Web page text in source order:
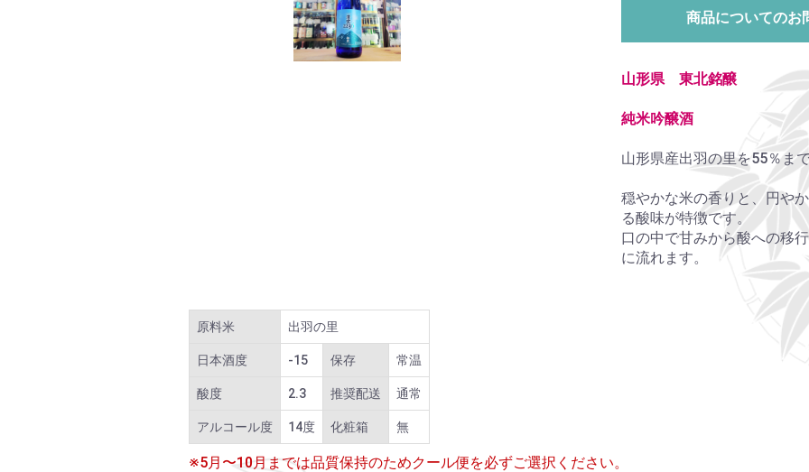
商品についてのお
山形県 東北銘醸
純米吟醸酒
山形県産出羽の里を55％ま
穏やかな米の香りと、円や
る酸味が特徴です。
口の中で甘みから酸への移
に流れます。
原料米 出羽の里
日本酒度 -15 保存 常温
酸度 2.3 推奨配送 通常
アルコール度 14度 化粧箱 無
※5月〜10月までは品質保持のためクール便を必ずご選択ください。